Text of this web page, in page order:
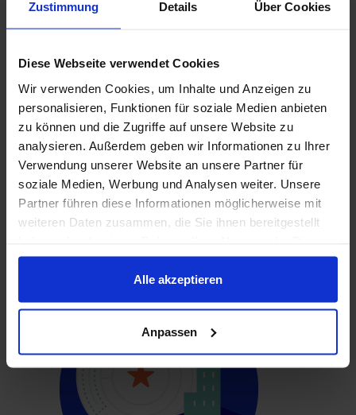
Zustimmung Details Über Cookies
Diese Webseite verwendet Cookies
Wir verwenden Cookies, um Inhalte und Anzeigen zu
personalisieren, Funktionen für soziale Medien anbieten
zu können und die Zugriffe auf unsere Website zu
analysieren. Außerdem geben wir Informationen zu Ihrer
Verwendung unserer Website an unsere Partner für
soziale Medien, Werbung und Analysen weiter. Unsere
Partner führen diese Informationen möglicherweise mit
weiteren Daten zusammen, die Sie ihnen bereitgestellt
gesammelt haben.
Alle akzeptieren
Anpassen
Techniker“ genau richtig für Sie!
Donnerstag und Freitag bei uns an der
Technikerschule Augsburg, Montag bis
Mittwoch in Ihrem Betrieb.
Sie ergänzen Ihre berufspraktischen Kenntnisse
und erwerben spezifisches technisches Know-
how sowie ingenieurwissenschaftliches
Basiswissen. Damit erhöhen Sie Ihre Aufstiegs-
und Karrierechancen im eigenen Betrieb.